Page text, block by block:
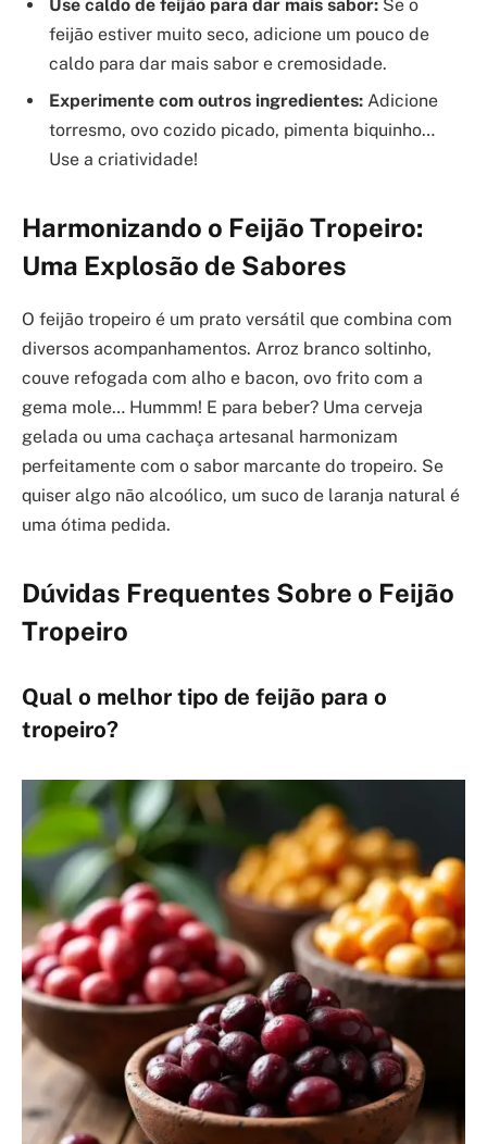
Use caldo de feijão para dar mais sabor: Se o
feijão estiver muito seco, adicione um pouco de
caldo para dar mais sabor e cremosidade.
Experimente com outros ingredientes: Adicione
torresmo, ovo cozido picado, pimenta biquinho…
Use a criatividade!
Harmonizando o Feijão Tropeiro:
Uma Explosão de Sabores
O feijão tropeiro é um prato versátil que combina com
diversos acompanhamentos. Arroz branco soltinho,
couve refogada com alho e bacon, ovo frito com a
gema mole… Hummm! E para beber? Uma cerveja
gelada ou uma cachaça artesanal harmonizam
perfeitamente com o sabor marcante do tropeiro. Se
quiser algo não alcoólico, um suco de laranja natural é
uma ótima pedida.
Dúvidas Frequentes Sobre o Feijão
Tropeiro
Qual o melhor tipo de feijão para o
tropeiro?